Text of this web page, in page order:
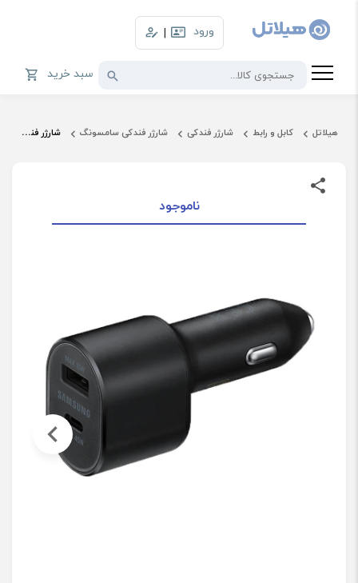
ورود |
سبد خرید
هیلاتل کابل و رابط شارژر فندکی شارژر فندکی سامسونگ شارژر فندکی سامسونگ | Samsung Car Charger Dual USB Port EP-L5300
ناموجود